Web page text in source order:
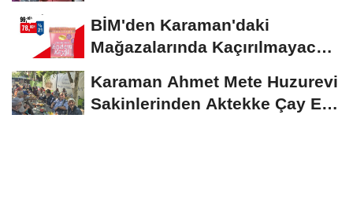
Etkinliğine Ziyaret
BİM'den Karaman'daki
Mağazalarında Kaçırılmayacak
Karaman Ahmet Mete Huzurevi
Sakinlerinden Aktekke Çay Evi